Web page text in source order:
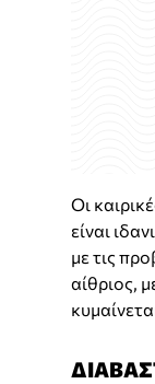
Οι
είναι
με τις
αίθριος,